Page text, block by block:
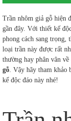
Trần nhôm giả gỗ hiện
gần đây. Với thiết kế
phong cách sang trọng,
loại trần này được rất
thường hay phân vân
gỗ. Vậy hãy tham khảo
kế độc đáo này nhé!